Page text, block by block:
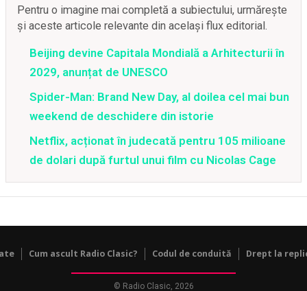
Pentru o imagine mai completă a subiectului, urmărește
și aceste articole relevante din același flux editorial.
Beijing devine Capitala Mondială a Arhitecturii în
2029, anunțat de UNESCO
Spider-Man: Brand New Day, al doilea cel mai bun
weekend de deschidere din istorie
Netflix, acționat în judecată pentru 105 milioane
de dolari după furtul unui film cu Nicolas Cage
Cum ascult Radio Clasic? Codul de conduită Drept la
© Radio Clasic, 2026